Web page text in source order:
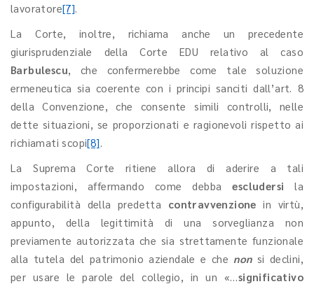
lavoratore[7].
La Corte, inoltre, richiama anche un precedente
giurisprudenziale della Corte EDU relativo al caso
Barbulescu, che confermerebbe come tale soluzione
ermeneutica sia coerente con i principi sanciti dall’art. 8
della Convenzione, che consente simili controlli, nelle
dette situazioni, se proporzionati e ragionevoli rispetto ai
richiamati scopi[8].
La Suprema Corte ritiene allora di aderire a tali
impostazioni, affermando come debbaescludersila
configurabilità della predetta contravvenzione in virtù,
appunto, della legittimità di una sorveglianza non
previamente autorizzata che sia strettamente funzionale
alla tutela del patrimonio aziendale e che non si declini,
per usare le parole del collegio, in un «…significativo